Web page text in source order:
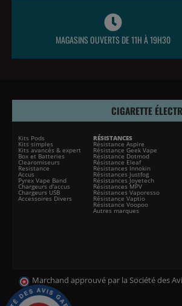
MAGASINS OUVERTS DE 11H À 19H30
Marchand approuvé par la Société des
CIGARETTE
Kits Pods
Kits simples
Kits avancés & expert
Box et Batteries
Clearomiseurs
Resistance
Accus
Pyrex Vape Band
Chargeurs d'accus
Chargeurs USB
Accessoires Divers
RÉSISTANCES
Résistance Aspire
Résistance Geek Vape
Résistance Dotmod
Résistance Eleaf
Résistances Innokin
Résistances Justfog
Résistances Joyetech
Résistances MPV
Résistances Vaporesso
Résistance Vaptio
Résistance Voopoo
Autres marques